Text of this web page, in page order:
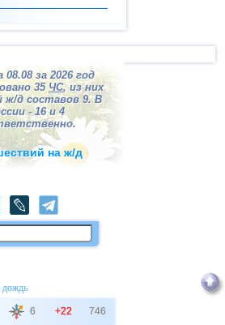
со стороны на
веб-программиста
08.08 за 2026 год
35ЧС, из них
ж/д составов 9. В
- 16 и 4
на ж/д
дождь
6 +22 746